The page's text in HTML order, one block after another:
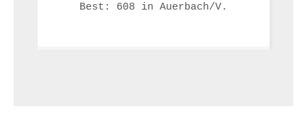
Best: 608 in Auerbach/V.